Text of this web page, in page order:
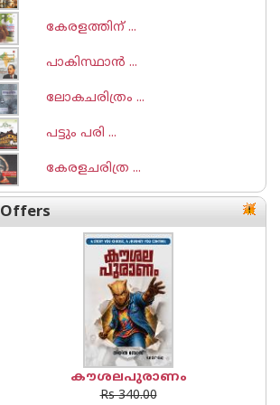
കേരളത്തിന് ...
പാകിസ്ഥാൻ ...
ലോകചരിത്രം ...
പട്ടും പരി ...
കേരളചരിത്ര ...
Offers
കൗശലപുരാണം
Rs 340.00